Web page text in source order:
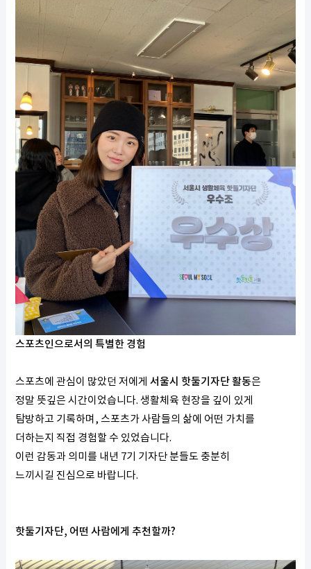
스포츠인으로서의 특별한 경험
스포츠에 관심이 많았던 저에게 서울시 핫둘기자단 활동은
정말 뜻깊은 시간이었습니다. 생활체육 현장을 깊이 있게
탐방하고 기록하며, 스포츠가 사람들의 삶에 어떤 가치를
더하는지 직접 경험할 수 있었습니다.
이런 감동과 의미를 내년 7기 기자단 분들도 충분히
느끼시길 진심으로 바랍니다.
핫둘기자단, 어떤 사람에게 추천할까?